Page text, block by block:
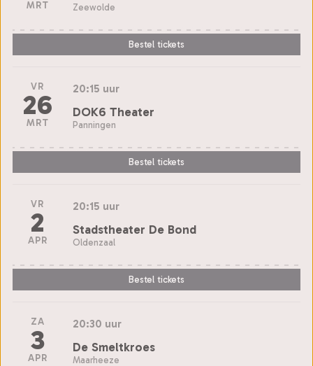
MRT Zeewolde
Bestel tickets
VR
26
MRT
20:15 uur
DOK6 Theater
Panningen
Bestel tickets
VR
2
APR
20:15 uur
Stadstheater De Bond
Oldenzaal
Bestel tickets
ZA
3
APR
20:30 uur
De Smeltkroes
Maarheeze